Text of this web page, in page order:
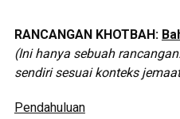
RANCANGAN KHOTBAH:
(Ini hanya sebuah r
sendiri sesuai konteks
Pendahuluan